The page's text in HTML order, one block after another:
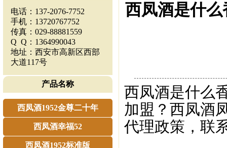
电话：137-2076-7752
手机：13720767752
传真：029-88881559
Q Q：1364990043
地址：西安市高新区西部
大道117号
产品名称
西凤酒1952金尊二十年
西凤酒幸福52
西凤酒1952标准版
西凤酒是什
西凤酒是什么
加盟？西凤酒
代理政策，联